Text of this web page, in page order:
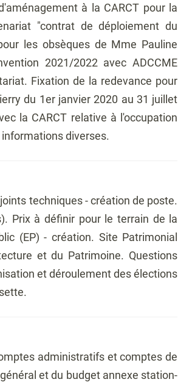
à la CARCT pour la
"contrat de déploiement du
les obsèques de Mme Pauline
2021/2022 avec ADCCME
Fixation de la redevance pour
du 1er janvier 2020 au 31 juillet
la CARCT relative à l'occupation
diverses.
techniques - création de poste.
Prix à définir pour le terrain de la
(EP) - création. Site Patrimonial
et du Patrimoine. Questions
et déroulement des élections
administratifs et comptes de
et du budget annexe station-